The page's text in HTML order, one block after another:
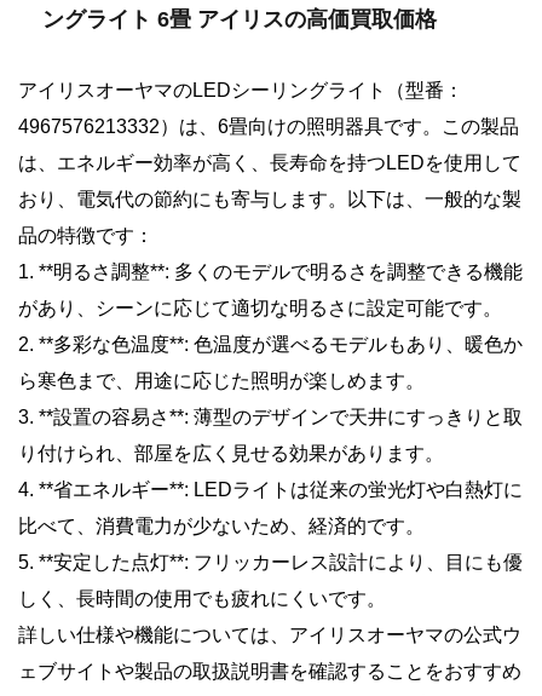
ングライト 6畳 アイリスの高価買取価格
アイリスオーヤマのLEDシーリングライト（型番：
4967576213332）は、6畳向けの照明器具です。この製品
は、エネルギー効率が高く、長寿命を持つLEDを使用して
おり、電気代の節約にも寄与します。以下は、一般的な製
品の特徴です：
1. **明るさ調整**: 多くのモデルで明るさを調整できる機能
があり、シーンに応じて適切な明るさに設定可能です。
2. **多彩な色温度**: 色温度が選べるモデルもあり、暖色か
ら寒色まで、用途に応じた照明が楽しめます。
3. **設置の容易さ**: 薄型のデザインで天井にすっきりと取
り付けられ、部屋を広く見せる効果があります。
4. **省エネルギー**: LEDライトは従来の蛍光灯や白熱灯に
比べて、消費電力が少ないため、経済的です。
5. **安定した点灯**: フリッカーレス設計により、目にも優
しく、長時間の使用でも疲れにくいです。
詳しい仕様や機能については、アイリスオーヤマの公式ウ
ェブサイトや製品の取扱説明書を確認することをおすすめ